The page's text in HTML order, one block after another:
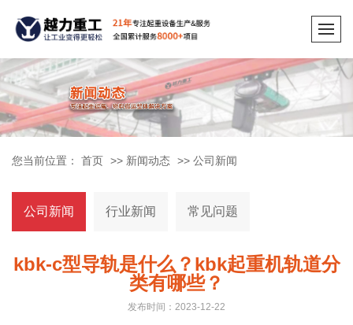
您当前位置： 首页 >> 新闻动态 >> 公司新闻
公司新闻 行业新闻 常见问题
kbk-c型导轨是什么？kbk起重机轨道分
类有哪些？
发布时间：2023-12-22